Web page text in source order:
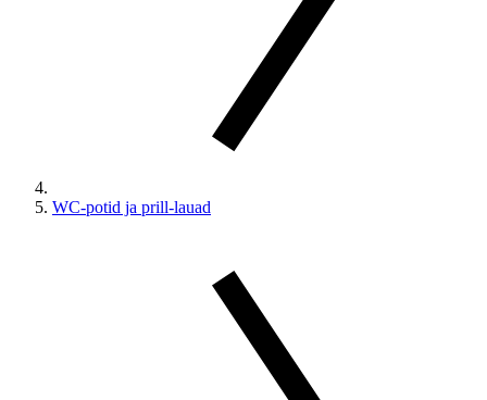
WC-potid ja prill-lauad